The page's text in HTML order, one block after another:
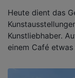
Heute dient das
Kunstliebhaber.
einem Café